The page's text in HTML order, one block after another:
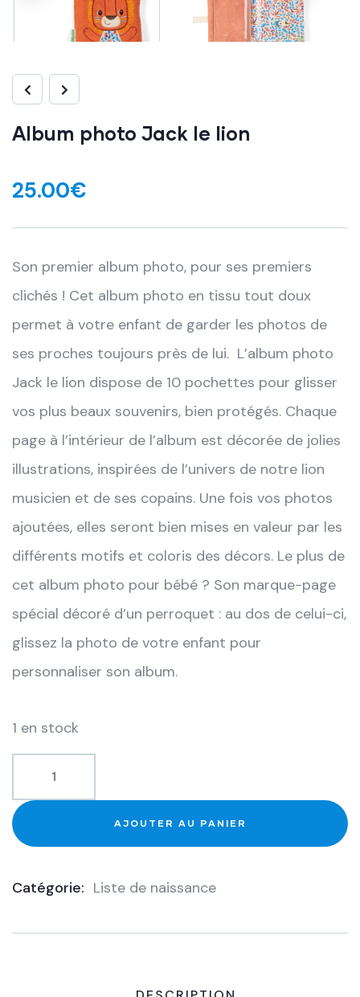
Album photo Jack le lion
25.00€
Son premier album photo, pour ses premiers
clichés ! Cet album photo en tissu tout doux
permet à votre enfant de garder les photos de
ses proches toujours près de lui. L’album photo
Jack le lion dispose de 10 pochettes pour glisser
vos plus beaux souvenirs, bien protégés. Chaque
page à l’intérieur de l’album est décorée de jolies
illustrations, inspirées de l’univers de notre lion
musicien et de ses copains. Une fois vos photos
ajoutées, elles seront bien mises en valeur par les
différents motifs et coloris des décors. Le plus de
cet album photo pour bébé ? Son marque-page
spécial décoré d’un perroquet : au dos de celui-ci,
glissez la photo de votre enfant pour
personnaliser son album.
1 en stock
AJOUTER AU PANIER
Catégorie: Liste de naissance